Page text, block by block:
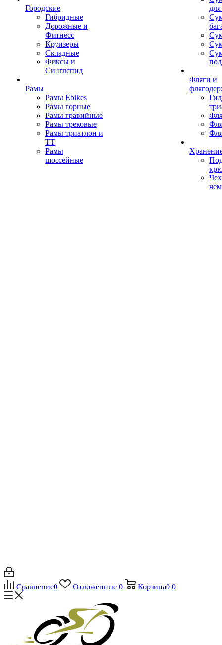
Городские
Гибридные
Дорожные и
Фитнесс
Круизеры
Складные
Фиксы и
Синглспид
Рамы
Рамы Ebikes
Рамы горные
Рамы гравийные
Рамы трековые
Рамы триатлон и
ТТ
Рамы
шоссейные
Фляги и
Сравнение0 Отложенные 0 Корзина0 0